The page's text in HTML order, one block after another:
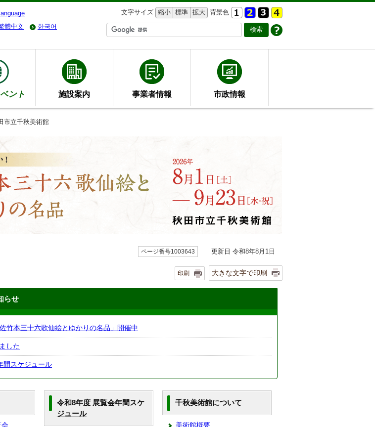
文字サイズ 縮小 標準 拡大 背景色
體中文 한국어
ント 施設案内 事業者情報 市政情報
市立千秋美術館
ページ番号1003643 更新日 令和8年8月1日
印刷 大きな文字で印刷
らせ
竹本三十六歌仙絵とゆかりの名品」開催中
した
間スケジュール
会
令和8年度 展覧会年間スケ
ジュール
千秋美術館について
美術館概要